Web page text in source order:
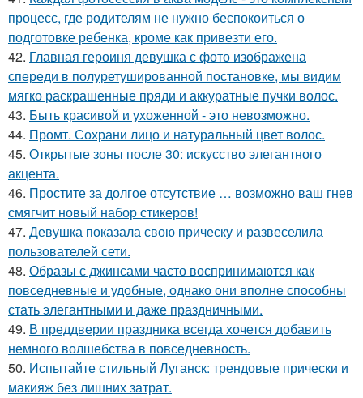
процесс, где родителям не нужно беспокоиться о
подготовке ребенка, кроме как привезти его.
42. Главная героиня девушка с фото изображена
спереди в полуретушированной постановке, мы видим
мягко раскрашенные пряди и аккуратные пучки волос.
43. Быть красивой и ухоженной - это невозможно.
44. Промт. Сохрани лицо и натуральный цвет волос.
45. Открытые зоны после 30: искусство элегантного
акцента.
46. Простите за долгое отсутствие … возможно ваш гнев
смягчит новый набор стикеров!
47. Девушка показала свою прическу и развеселила
пользователей сети.
48. Образы с джинсами часто воспринимаются как
повседневные и удобные, однако они вполне способны
стать элегантными и даже праздничными.
49. В преддверии праздника всегда хочется добавить
немного волшебства в повседневность.
50. Испытайте стильный Луганск: трендовые прически и
макияж без лишних затрат.